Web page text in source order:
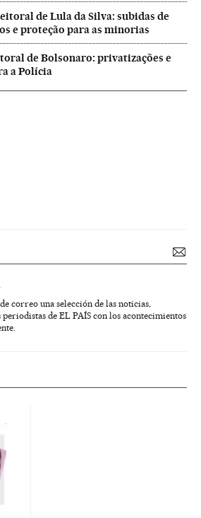
de Lula da Silva: subidas de
e proteção para as minorias
de Bolsonaro: privatizações e
a Polícia
correo una selección de las noticias,
de EL PAÍS con los acontecimientos